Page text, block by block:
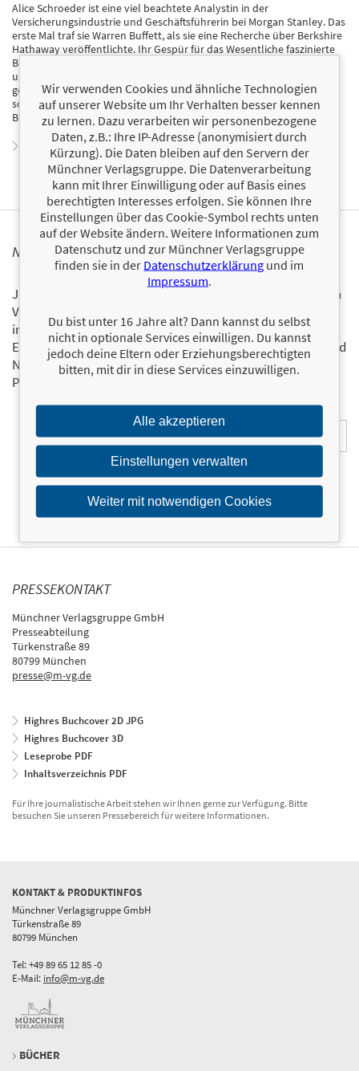
Alice Schroeder ist eine viel beachtete Analystin in der
Versicherungsindustrie und Geschäftsführerin bei Morgan Stanley. Das
erste Mal traf sie Warren Buffett, als sie eine Recherche über Berkshire
Hathaway veröffentlichte. Ihr Gespür für das Wesentliche faszinierte
Buffett so sehr, dass er ihr bereitwillig Zugang zu seinen Unterlagen
und in seine Gedankenwelt gewährte. Ihre Freundschaft und ihr
gegenseitiger Respekt waren die ideale Basis, um dieses Buch zu
schreiben. Heute lebt Alice Schroeder mit ihrem Mann im US-
Bundesstaat Connecticut.
Zum Profil von Alice Schroeder
NEWSLETTER FINANZBUCH VERLAG
Ja, ich will mit dem kostenlosen Newsletter des FinanzBuch
Verlags über die aktuellen Trends im Finanzbereich
informiert bleiben.
Einmal pro Monat landen die aktuellsten Entwicklungen und
Neuerscheinungen via Newsletter direkt in Ihrem E-Mail-
Postfach.
Bestellen Sie jetzt den FBV-Newsletter!
E-Mail-Adresse:
PRESSEKONTAKT
Münchner Verlagsgruppe GmbH
Presseabteilung
Türkenstraße 89
80799 München
presse@m-vg.de
Highres Buchcover 2D JPG
Highres Buchcover 3D
Leseprobe PDF
Inhaltsverzeichnis PDF
Für Ihre journalistische Arbeit stehen wir Ihnen gerne zur Verfügung. Bitte
besuchen Sie unseren Pressebereich für weitere Informationen.
KONTAKT & PRODUKTINFOS
Münchner Verlagsgruppe GmbH
Türkenstraße 89
80799 München
Tel: +49 89 65 12 85 -0
E-Mail: info@m-vg.de
BÜCHER
Wir verwenden Cookies und ähnliche Technologien
auf unserer Website um Ihr Verhalten besser kennen
zu lernen. Dazu verarbeiten wir personenbezogene
Daten, z.B.: Ihre IP-Adresse (anonymisiert durch
Kürzung). Die Daten bleiben auf den Servern der
Münchner Verlagsgruppe. Die Datenverarbeitung
kann mit Ihrer Einwilligung oder auf Basis eines
berechtigten Interesses erfolgen. Sie können Ihre
Einstellungen über das Cookie-Symbol rechts unten
auf der Website ändern. Weitere Informationen zum
Datenschutz und zur Münchner Verlagsgruppe
finden sie in der Datenschutzerklärung und im
Impressum.
Du bist unter 16 Jahre alt? Dann kannst du selbst
nicht in optionale Services einwilligen. Du kannst
jedoch deine Eltern oder Erziehungsberechtigten
bitten, mit dir in diese Services einzuwilligen.
Alle akzeptieren
Einstellungen verwalten
Weiter mit notwendigen Cookies